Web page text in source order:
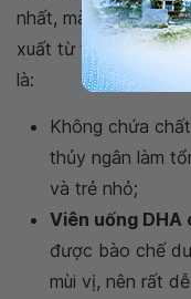
nhất, mà còn có
xuất từ thực vật. Ưu
là:
Không chứa
thủy ngân làm
và trẻ nhỏ;
Viên uống DHA
được bào chế
mùi vị, nên rất